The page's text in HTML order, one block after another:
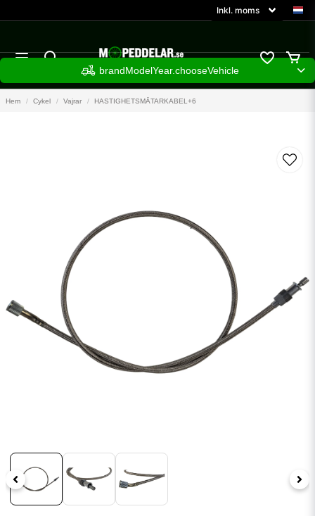
brandModelYear.chooseVehicle
Hem Cykel Vajrar HASTIGHETSMÄTARKABEL+6